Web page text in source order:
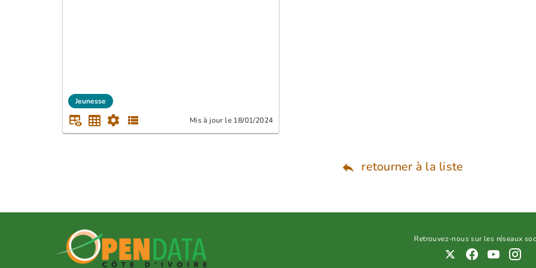
Jeunesse
Mis à jour le 18/01/2024
retourner à la liste
Retrouvez-nous sur les réseaux